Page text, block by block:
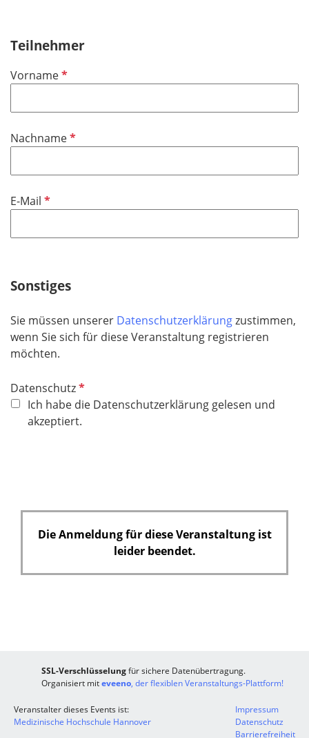
Teilnehmer
VornameP
c
t
e
d
NachnameP
t
l
E-Mail P
h
f
e
l
Sonstiges
Sie müssen unserer Datenschutzerklärungzustimmen,
wenn Sie sich für diese Veranstaltung registrieren
möchten.
DatenschutzP
f
l
l
Ich habe die Datenschutzerklärung gelesen und
akzeptiert.
Die Anmeldung für diese Veranstaltung ist
leider beendet.
SSL-Verschlüsselungfür sichere Datenübertragung.
Organisiert miteveeno, der flexiblen Veranstaltungs-Plattform!
Veranstalter dieses Events ist:
Medizinische Hochschule Hannover
Impressum
Datenschutz
Barrierefreiheit